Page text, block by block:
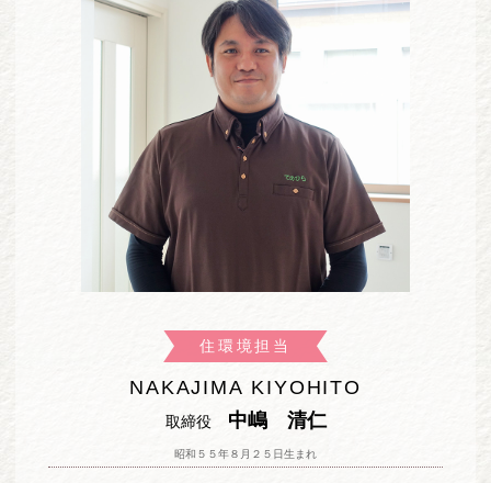
住環境担当
NAKAJIMA KIYOHITO
取締役 中嶋 清仁
昭和５５年８月２５日生まれ